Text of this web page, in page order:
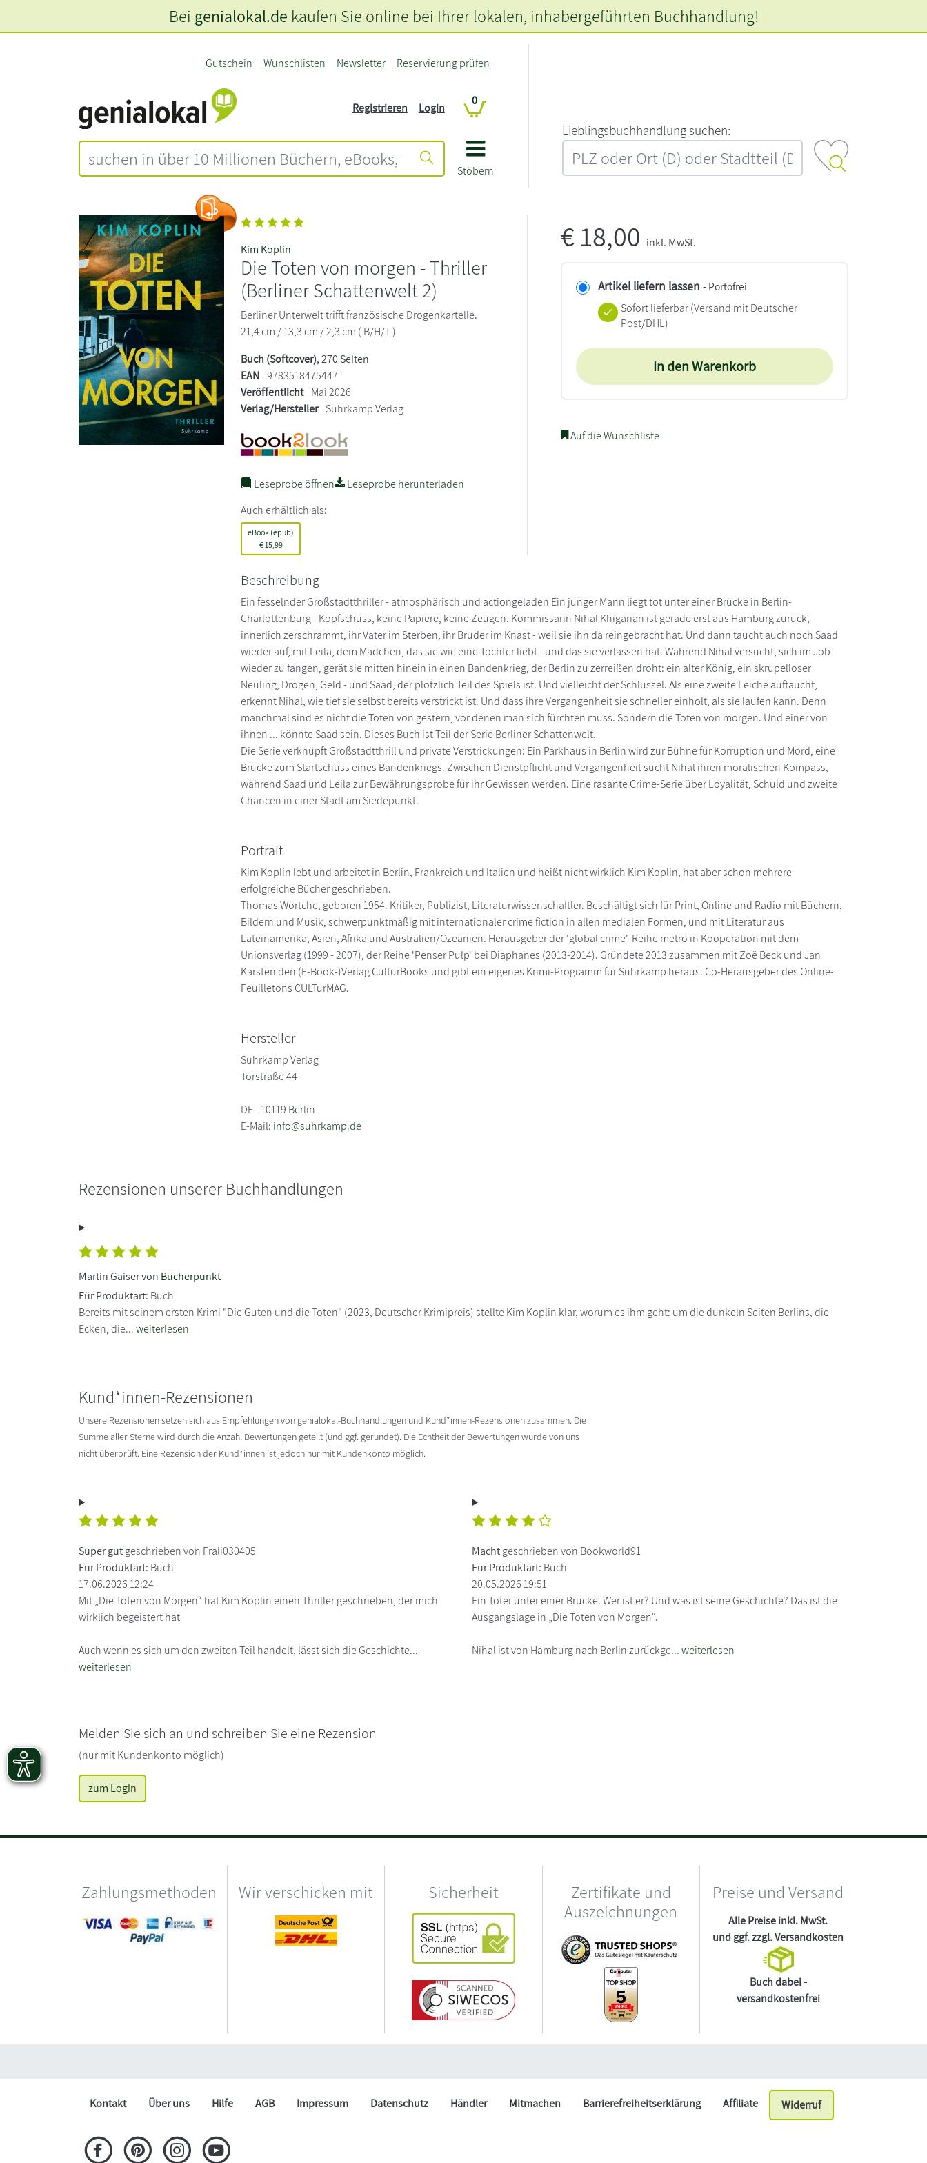
Stöbern
Gutschein Wunschlisten Newsletter Reservierung prüfen
Registrieren Login
0
L‍i‍e‍b‍l‍i‍n‍g‍s‍b‍u‍c‍h‍h‍a‍n‍d‍l‍u‍n‍g‍ ‍s‍u‍c‍h‍e‍n‍:‍
Bei genialokal.de kaufen Sie online bei Ihrer lokalen, inhabergeführten Buchhandlung!
Kim Koplin
Die Toten von morgen - Thriller
(Berliner Schattenwelt 2)
Berliner Unterwelt trifft französische Drogenkartelle.
21,4 cm / 13,3 cm / 2,3 cm ( B/H/T )
Buch (Softcover), 270 Seiten
EAN 9783518475447
Veröffentlicht Mai 2026
Verlag/Hersteller Suhrkamp Verlag
Leseprobe öffnen
Leseprobe herunterladen
Auch erhältlich als:
eBook (epub)
€15,99
€18,00 inkl. MwSt.
Artikel liefern lassen - Portofrei
Sofort lieferbar(Versand mit Deutscher
Post/DHL)
In den Warenkorb
Auf die Wunschliste
Beschreibung
Ein fesselnder Großstadtthriller - atmosphärisch und actiongeladen Ein junger Mann liegt tot unter einer Brücke in Berlin-
Charlottenburg - Kopfschuss, keine Papiere, keine Zeugen. Kommissarin Nihal Khigarian ist gerade erst aus Hamburg zurück,
innerlich zerschrammt, ihr Vater im Sterben, ihr Bruder im Knast - weil sie ihn da reingebracht hat. Und dann taucht auch noch Saad
wieder auf, mit Leila, dem Mädchen, das sie wie eine Tochter liebt - und das sie verlassen hat. Während Nihal versucht, sich im Job
wieder zu fangen, gerät sie mitten hinein in einen Bandenkrieg, der Berlin zu zerreißen droht: ein alter König, ein skrupelloser
Neuling, Drogen, Geld - und Saad, der plötzlich Teil des Spiels ist. Und vielleicht der Schlüssel. Als eine zweite Leiche auftaucht,
erkennt Nihal, wie tief sie selbst bereits verstrickt ist. Und dass ihre Vergangenheit sie schneller einholt, als sie laufen kann. Denn
manchmal sind es nicht die Toten von gestern, vor denen man sich fürchten muss. Sondern die Toten von morgen. Und einer von
ihnen ... könnte Saad sein. Dieses Buch ist Teil der Serie Berliner Schattenwelt.
Die Serie verknüpft Großstadtthrill und private Verstrickungen: Ein Parkhaus in Berlin wird zur Bühne für Korruption und Mord, eine
Brücke zum Startschuss eines Bandenkriegs. Zwischen Dienstpflicht und Vergangenheit sucht Nihal ihren moralischen Kompass,
während Saad und Leila zur Bewährungsprobe für ihr Gewissen werden. Eine rasante Crime-Serie über Loyalität, Schuld und zweite
Chancen in einer Stadt am Siedepunkt.
Portrait
Kim Koplin lebt und arbeitet in Berlin, Frankreich und Italien und heißt nicht wirklich Kim Koplin, hat aber schon mehrere
erfolgreiche Bücher geschrieben.
Thomas Wörtche, geboren 1954. Kritiker, Publizist, Literaturwissenschaftler. Beschäftigt sich für Print, Online und Radio mit Büchern,
Bildern und Musik, schwerpunktmäßig mit internationaler crime fiction in allen medialen Formen, und mit Literatur aus
Lateinamerika, Asien, Afrika und Australien/Ozeanien. Herausgeber der 'global crime'-Reihe metro in Kooperation mit dem
Unionsverlag (1999 - 2007), der Reihe 'Penser Pulp' bei Diaphanes (2013-2014). Gründete 2013 zusammen mit Zoë Beck und Jan
Karsten den (E-Book-)Verlag CulturBooks und gibt ein eigenes Krimi-Programm für Suhrkamp heraus. Co-Herausgeber des Online-
Feuilletons CULTurMAG.
Hersteller
Suhrkamp Verlag
Torstraße 44
DE - 10119 Berlin
E-Mail: info@suhrkamp.de
Rezensionen unserer Buchhandlungen
Martin Gaiser von Bücherpunkt
Für Produktart: Buch
Bereits mit seinem ersten Krimi "Die Guten und die Toten" (2023, Deutscher Krimipreis) stellte Kim Koplin klar, worum es ihm geht: um die dunkeln Seiten Berlins, die
Ecken, die...weiterlesen
Kund*innen-Rezensionen
Unsere Rezensionen setzen sich aus Empfehlungen von genialokal-Buchhandlungen und Kund*innen-Rezensionen zusammen. Die
Summe aller Sterne wird durch die Anzahl Bewertungen geteilt (und ggf. gerundet). Die Echtheit der Bewertungen wurde von uns
nicht überprüft. Eine Rezension der Kund*innen ist jedoch nur mit Kundenkonto möglich.
Super gutgeschrieben von Frali030405
Für Produktart: Buch
17.06.2026 12:24
Mit „Die Toten von Morgen“ hat Kim Koplin einen Thriller geschrieben, der mich
wirklich begeistert hat
Auch wenn es sich um den zweiten Teil handelt, lässt sich die Geschichte...
weiterlesen
Machtgeschrieben von Bookworld91
Für Produktart: Buch
20.05.2026 19:51
Ein Toter unter einer Brücke. Wer ist er? Und was ist seine Geschichte? Das ist die
Ausgangslage in „Die Toten von Morgen“.
Nihal ist von Hamburg nach Berlin zurückge...weiterlesen
Melden Sie sich an und schreiben Sie eine Rezension
(nur mit Kundenkonto möglich)
zum Login
Zahlungsmethoden Wir verschicken mit Sicherheit
Zertifikate und
Auszeichnungen
Preise und Versand
Alle Preise inkl. MwSt.
und ggf. zzgl.Versandkosten
Buch dabei -
versandkostenfrei
Kontakt Über uns Hilfe AGB Impressum Datenschutz Händler Mitmachen Barrierefreiheitserklärung Affiliate Widerruf